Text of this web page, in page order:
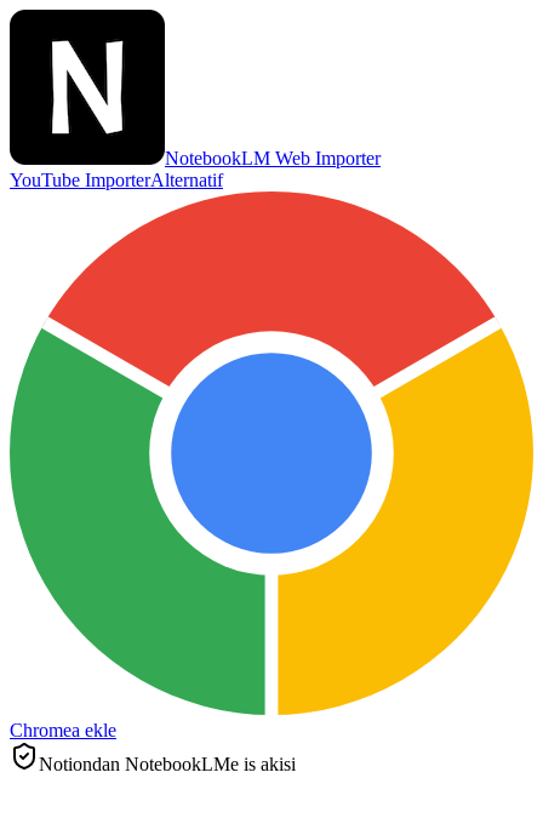
NotebookLM Web Importer
YouTube ImporterAlternatif
Chromea ekle
Notiondan NotebookLMe is akisi